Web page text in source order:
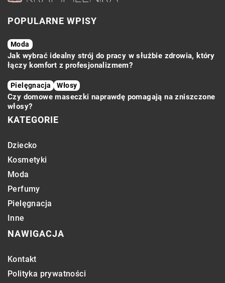
POPULARNE WPISY
Moda
Jak wybrać idealny strój do pracy w służbie zdrowia, który
łączy komfort z profesjonalizmem?
Pielęgnacja Włosy
Czy domowe maseczki naprawdę pomagają na zniszczone
włosy?
KATEGORIE
Dziecko
Kosmetyki
Moda
Perfumy
Pielęgnacja
Inne
NAWIGACJA
Kontakt
Polityka prywatności